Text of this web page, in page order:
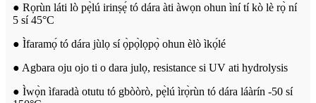
● Rọrùn láti lò pẹ̀lú irinṣẹ́ tó dára àti àwọn ohun ìní tí kò lè rọ̀ ní
5 sí 45°C
● Ìfaramọ́ tó dára jùlọ sí ọ̀pọ̀lọpọ̀ ohun èlò ìkọ́lé
● Agbara oju ojo ti o dara julọ, resistance si UV ati hydrolysis
● Ìwọ̀n ìfaradà otutu tó gbòòrò, pẹ̀lú ìrọ̀rùn tó dára láàrín -50 sí